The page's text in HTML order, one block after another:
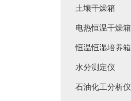
土壤干燥箱
电热恒温干燥箱
恒温恒湿培养箱
水分测定仪
石油化工分析仪